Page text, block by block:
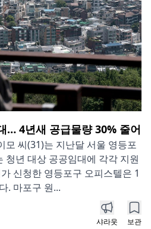
… 4년새 공급물량 30% 줄어
모 씨(31)는 지난달 서울 영등포
청년 대상 공공임대에 각각 지원
신청한 영등포구 오피스텔은 1
. 마포구 원...
샤라웃 보관